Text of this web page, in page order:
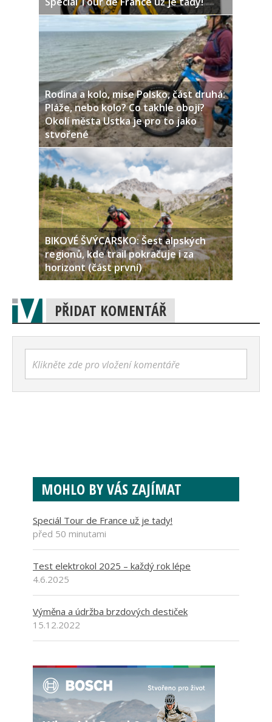
Rodina a kolo, mise Polsko, část druhá:
Pláže, nebo kolo? Co takhle obojí?
Okolí města Ustka je pro to jako
stvořené
BIKOVÉ ŠVÝCARSKO: Šest alpských
regionů, kde trail pokračuje i za
horizont (část první)
PŘIDAT KOMENTÁŘ
Klikněte zde pro vložení komentáře
MOHLO BY VÁS ZAJÍMAT
Speciál Tour de France už je tady!
před 50 minutami
Test elektrokol 2025 – každý rok lépe
4.6.2025
Výměna a údržba brzdových destiček
15.12.2022